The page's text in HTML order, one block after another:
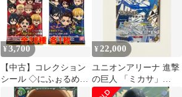
¥3,700
【中古】コレクション
シール ◇にふぉるめー
しょん 進撃の巨人 進撃
¥ 22,000
ユニオンアリーナ 進撃
の巨人 「ミカサ」
WINNER プロモ